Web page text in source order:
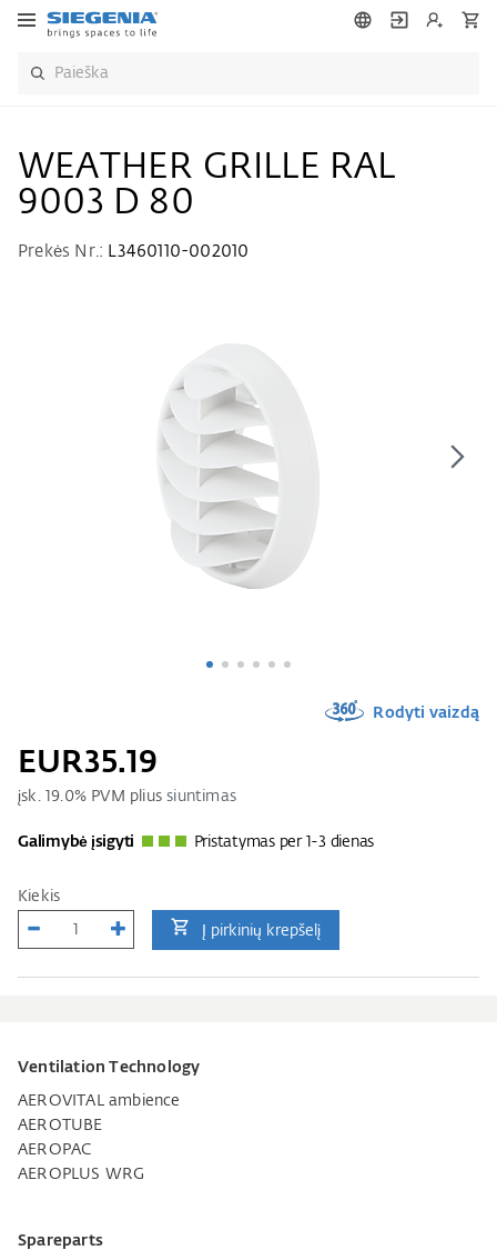
WEATHER GRILLE RAL
9003 D 80
Prekės Nr.: L3460110-002010
Rodyti vaizdą
EUR35.19
įsk. 19.0% PVM pliussiuntimas
Galimybė įsigyti Pristatymas per 1-3 dienas
Kiekis
Į pirkinių krepšelį
Ventilation Technology
AEROVITAL ambience
AEROTUBE
AEROPAC
AEROPLUS WRG
Spareparts